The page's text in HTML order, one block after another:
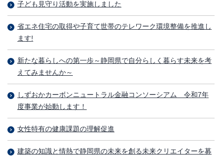
子ども見守り活動を実施しました
省エネ住宅の取得や子育て世帯のテレワーク環境整備を推進し
ます!
新たな暮らしへの第一歩～静岡県で自分らしく暮らす未来を考
えてみませんか～
しずおかカーボンニュートラル金融コンソーシアム 令和7年
度事業が始動します！
女性特有の健康課題の理解促進
建築の知識と情熱で静岡県の未来を創る未来クリエイターを募